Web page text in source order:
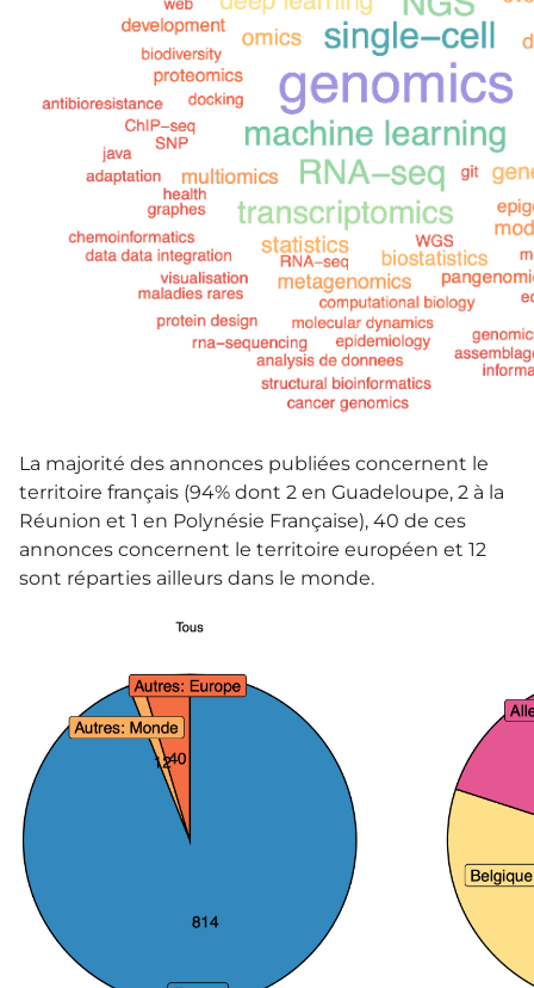
La majorité des annonces publiées concernent le
territoire français (94% dont 2 en Guadeloupe, 2 à la
Réunion et 1 en Polynésie Française), 40 de ces
annonces concernent le territoire européen et 12
sont réparties ailleurs dans le monde.